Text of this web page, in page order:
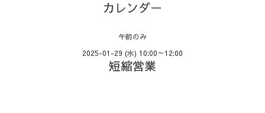
カレンダー
午前のみ
2025-01-29 (水) 10:00～12:00
短縮営業